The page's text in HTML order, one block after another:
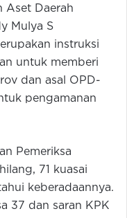
Aset Daerah
Mulya S
instruksi
untuk memberi
dan asal OPD-
pengamanan
Pemeriksa
71 kuasai
keberadaannya.
37 dan saran KPK